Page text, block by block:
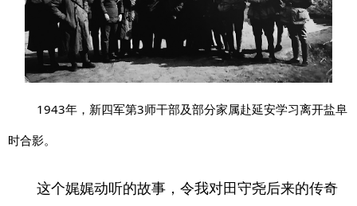
1943年，新四军第3师干部及部分家属赴延安学习离开盐阜
时合影。
这个娓娓动听的故事，令我对田守尧后来的传奇